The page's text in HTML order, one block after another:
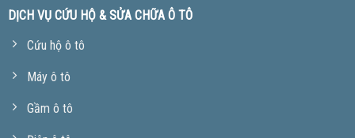
DỊCH VỤ CỨU HỘ & SỬA CHỮA Ô TÔ
Cứu hộ ô tô
Máy ô tô
Gầm ô tô